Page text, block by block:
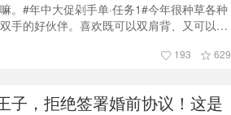
。#年中大促剁手单·任务1#今年很种草各种
手的好伙伴。喜欢既可以双肩背、又可以单
包，以及可以用来做通勤包的双肩包。在
193 629
子，拒绝签署婚前协议！这是